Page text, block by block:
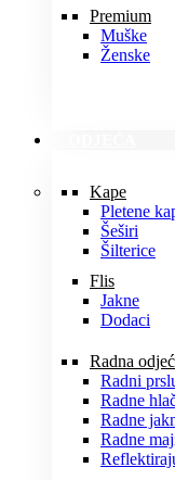
Premium
Muške
Ženske
Kape
Pletene
Šeširi
Šilterice
Flis
Jakne
Dodaci
Radna
Radni
Radne
Radne
Radne